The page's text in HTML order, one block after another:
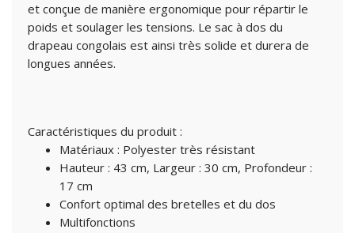
et conçue de manière ergonomique pour répartir le
poids et soulager les tensions. Le sac à dos du
drapeau congolais est ainsi très solide et durera de
longues années.
Caractéristiques du produit :
Matériaux : Polyester très résistant
Hauteur : 43 cm, Largeur : 30 cm, Profondeur :
17 cm
Confort optimal des bretelles et du dos
Multifonctions